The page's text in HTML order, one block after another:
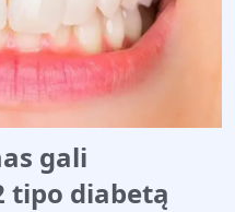
gali
tipo diabetą